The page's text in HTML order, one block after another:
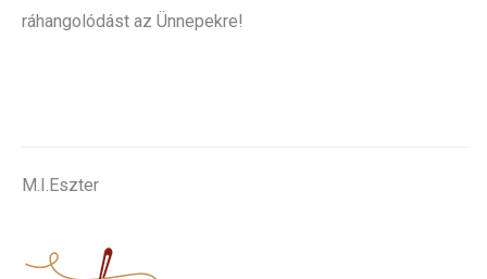
ráhangolódást az Ünnepekre!
M.I.Eszter